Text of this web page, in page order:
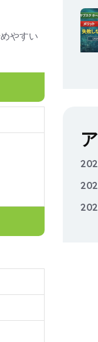
やすい